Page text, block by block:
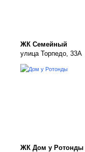
ЖК Семейный
улица Торпедо, 33А
ЖК Дом у Ротонды